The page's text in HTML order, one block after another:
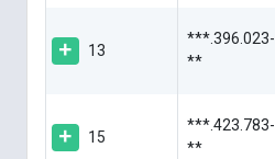
13
***.396.023-
**
15
***.423.783-
**